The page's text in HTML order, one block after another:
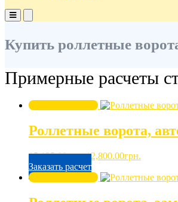
Основное
меню
мобильных
меню
ПК
Купить роллетные
Примерные расчеты
Роллетные ворота,
15,125.00грн.Первоначальная
цена
составляла
12,800.00грн.
Заказать расчет